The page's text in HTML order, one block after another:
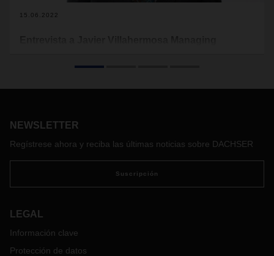
15.06.2022
Javier Villahermosa es, desde el 1 de Enero del 2022, el
negocio de logística aérea y marítima de la región del sur de
Europa, formada por las organizaciones nacionales de
situación de la logística global en estos tiempos convulsos.
NEWSLETTER
Regístrese ahora y reciba las últimas noticias sobre DACHSER
Suscripción
LEGAL
Información clave
Protección de datos